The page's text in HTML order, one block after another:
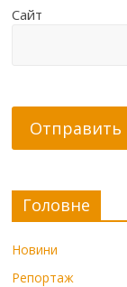
Сайт
Головне
Новини
Репортаж